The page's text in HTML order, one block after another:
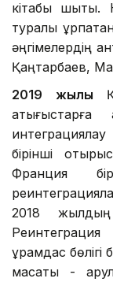
кітабы шықты.
туралы
әңгімелердің
Қаңтарбаев,
2019 жылы
бірінші
Франция
2018 жылдың
құрамдас
мақсаты -